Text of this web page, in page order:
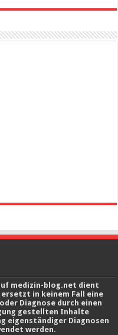
medizin-blog.net dient
in keinem Fall eine
Diagnose durch einen
gestellten Inhalte
eigenständiger Diagnosen
werden.